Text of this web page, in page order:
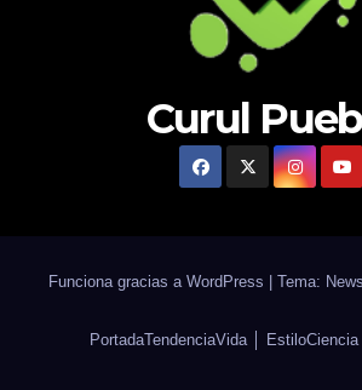
Curul
Funciona gracias a WordPress | Tema:
PortadaTendenciaVida │ Estilo